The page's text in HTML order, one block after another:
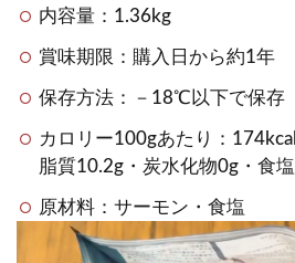
内容量：1.36kg
賞味期限：購入日から約1年
保存方法：－18℃以下で保存
カロリー100gあたり：
脂質10.2g・炭水化物0g・食
原材料：サーモン・食塩